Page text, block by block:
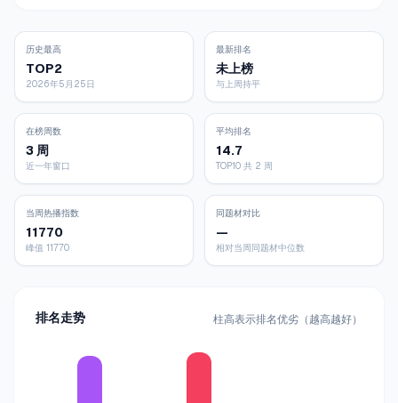
历史最高
TOP2
2026年5月25日
最新排名
未上榜
与上周持平
在榜周数
3 周
近一年窗口
平均排名
14.7
TOP10 共 2 周
当周热播指数
11770
峰值 11770
同题材对比
—
相对当周同题材中位数
排名走势 柱高表示排名优劣（越高越好）